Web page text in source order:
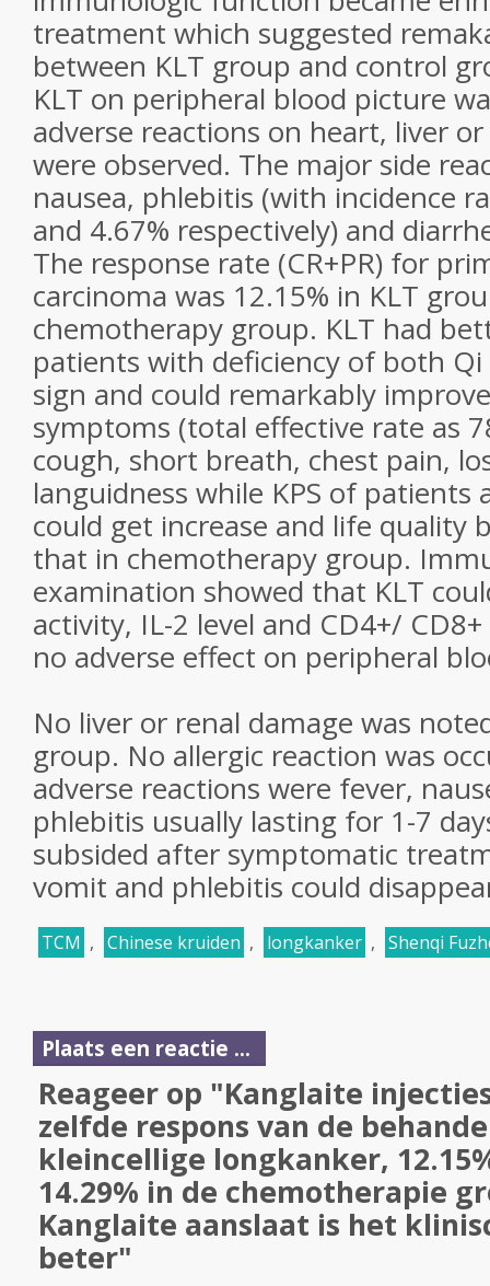
treatment which suggested
between KLT group and control
KLT on peripheral blood picture
adverse reactions on heart, liver
were observed. The major side
nausea, phlebitis (with incidence
and 4.67% respectively) and
The response rate (CR+PR) for
carcinoma was 12.15% in KLT
chemotherapy group. KLT had
patients with deficiency of both
sign and could remarkably
symptoms (total effective rate as
cough, short breath, chest pain,
languidness while KPS of patients
could get increase and life quality
that in chemotherapy group.
examination showed that KLT
activity, IL-2 level and CD4+/
no adverse effect on peripheral
No liver or renal damage was
group. No allergic reaction was
adverse reactions were fever,
phlebitis usually lasting for 1-7
subsided after symptomatic
vomit and phlebitis could
TCM , Chinese kruiden , longkanker , Shenqi
Plaats een reactie ...
Reageer op "Kanglaite
zelfde respons van de
kleincellige longkanker,
14.29% in de chemotherapie
Kanglaite aanslaat is het
beter"